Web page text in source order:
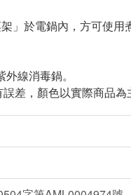
」於電鍋內，方可使用
線消毒鍋。
差，顏色以實際商品為